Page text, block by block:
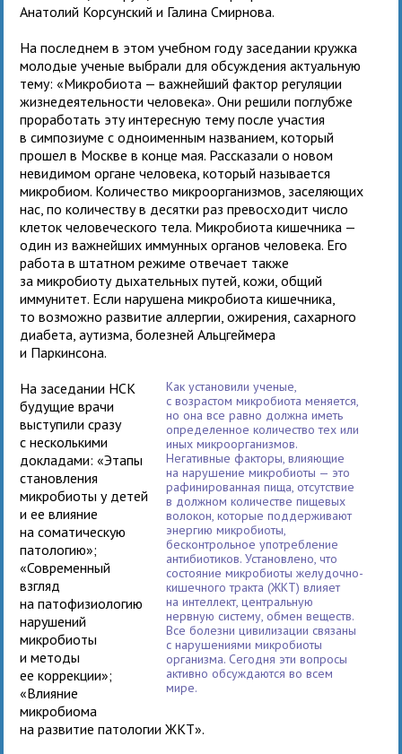
Анатолий Корсунский и Галина Смирнова.
На последнем в этом учебном году заседании кружка
молодые ученые выбрали для обсуждения актуальную
тему: «Микробиота — важнейший фактор регуляции
жизнедеятельности человека». Они решили поглубже
проработать эту интересную тему после участия
в симпозиуме с одноименным названием, который
прошел в Москве в конце мая. Рассказали о новом
невидимом органе человека, который называется
микробиом. Количество микроорганизмов, заселяющих
нас, по количеству в десятки раз превосходит число
клеток человеческого тела. Микробиота кишечника —
один из важнейших иммунных органов человека. Его
работа в штатном режиме отвечает также
за микробиоту дыхательных путей, кожи, общий
иммунитет. Если нарушена микробиота кишечника,
то возможно развитие аллергии, ожирения, сахарного
диабета, аутизма, болезней Альцгеймера
и Паркинсона.
Как установили ученые,
с возрастом микробиота меняется,
но она все равно должна иметь
определенное количество тех или
иных микроорганизмов.
Негативные факторы, влияющие
на нарушение микробиоты — это
рафинированная пища, отсутствие
в должном количестве пищевых
волокон, которые поддерживают
энергию микробиоты,
бесконтрольное употребление
антибиотиков. Установлено, что
состояние микробиоты желудочно-
кишечного тракта (ЖКТ) влияет
на интеллект, центральную
нервную систему, обмен веществ.
Все болезни цивилизации связаны
с нарушениями микробиоты
организма. Сегодня эти вопросы
активно обсуждаются во всем
мире.
На заседании НСК
будущие врачи
выступили сразу
с несколькими
докладами: «Этапы
становления
микробиоты у детей
и ее влияние
на соматическую
патологию»;
«Современный
взгляд
на патофизиологию
нарушений
микробиоты
и методы
ее коррекции»;
«Влияние
микробиома
на развитие патологии ЖКТ».